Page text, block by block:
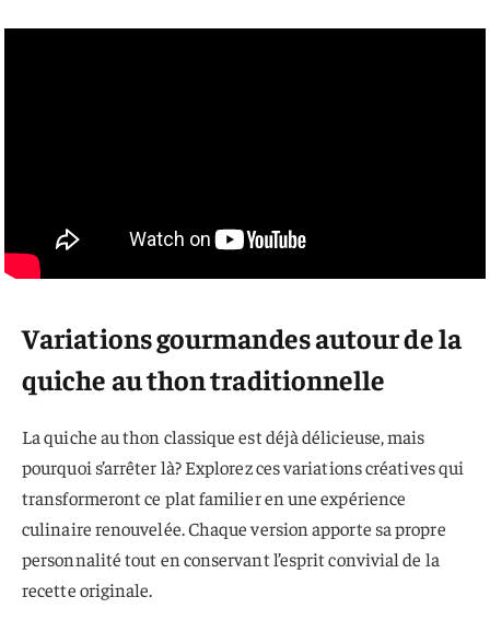
Variations gourmandes autour de la
quiche au thon traditionnelle
La quiche au thon classique est déjà délicieuse, mais
pourquoi s’arrêter là? Explorez ces variations créatives qui
transformeront ce plat familier en une expérience
culinaire renouvelée. Chaque version apporte sa propre
personnalité tout en conservant l’esprit convivial de la
recette originale.